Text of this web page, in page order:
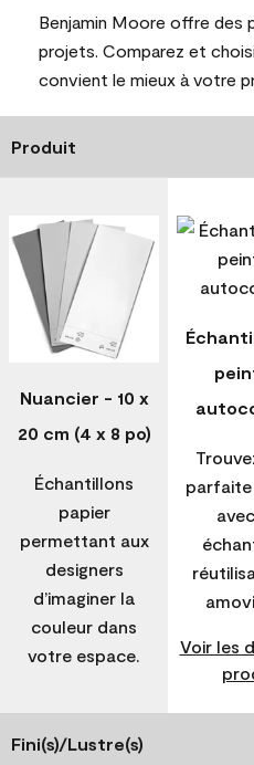
Benjamin Moore offre des
projets. Comparez et
convient le mieux à votre
Produit
Nuancier - 10 x
20 cm (4 x 8 po)
Échantillons
papier
permettant aux
designers
d’imaginer la
couleur dans
votre espace.
Voir les
Fini(s)/Lustre(s)